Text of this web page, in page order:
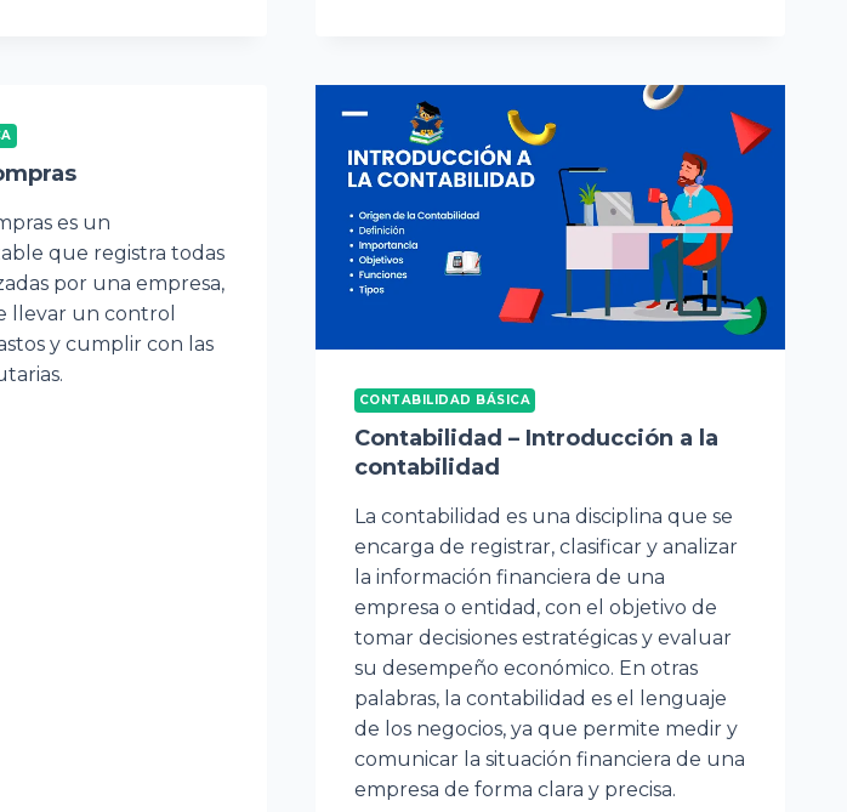
es un
que registra todas
por una empresa,
llevar un control
y cumplir con las
CONTABILIDAD BÁSICA
Contabilidad – Introducción a la
contabilidad
La contabilidad es una disciplina que se
encarga de registrar, clasificar y analizar
la información financiera de una
empresa o entidad, con el objetivo de
tomar decisiones estratégicas y evaluar
su desempeño económico. En otras
palabras, la contabilidad es el lenguaje
de los negocios, ya que permite medir y
comunicar la situación financiera de una
empresa de forma clara y precisa.